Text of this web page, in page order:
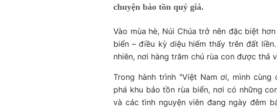
chuyện bảo tồn quý giá.
Vào mùa hè, Núi Chúa trở nên đặc biệt
biển – điều kỳ diệu hiếm thấy trên đất
nhiên, nơi hàng trăm chú rùa con được thả
Trong hành trình "Việt Nam ơi, mình
phá khu bảo tồn rùa biển, nơi có những
và các tình nguyện viên đang ngày đêm